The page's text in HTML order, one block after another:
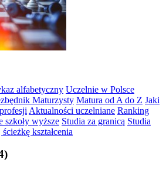
alfabetyczny Uczelnie w Polsce
Maturzysty Matura od A do Z Jaki
Aktualności uczelniane Ranking
szkoły wyższe Studia za granicą Studia
kształcenia